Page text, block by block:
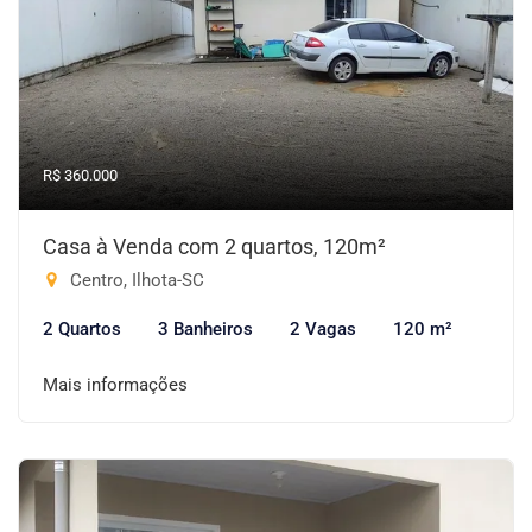
R$ 360.000
Casa à Venda com 2 quartos, 120m²
Centro, Ilhota-SC
2 Quartos 3 Banheiros 2 Vagas 120 m²
Mais informações